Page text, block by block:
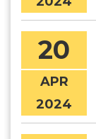
20
APR
2024